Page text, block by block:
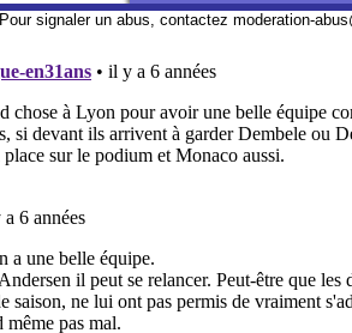
Pour signaler un abus, contactez moderation-